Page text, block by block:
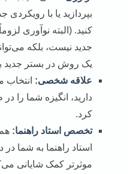
بپردازید یا با
کنید. (البته نوآوری
جدید نیست، بلکه
یک روش در بستر جدید
علاقه شخصی:
دارید، انگیزه شما را
کرد.
تخصص استاد راهنما:
استاد راهنما به شما
موثرتر کمک شایانی